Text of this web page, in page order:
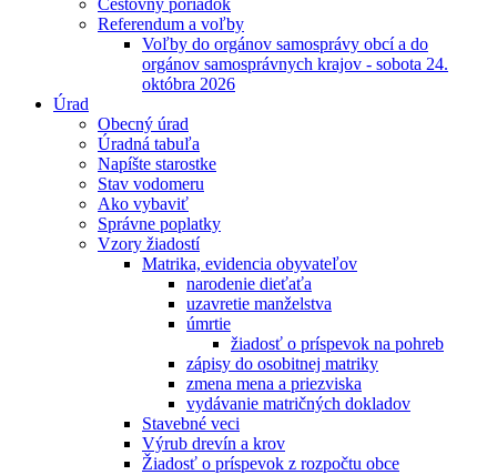
Cestovný poriadok
Referendum a voľby
Voľby do orgánov samosprávy obcí a do
orgánov samosprávnych krajov - sobota 24.
októbra 2026
Úrad
Obecný úrad
Úradná tabuľa
Napíšte starostke
Stav vodomeru
Ako vybaviť
Správne poplatky
Vzory žiadostí
Matrika, evidencia obyvateľov
narodenie dieťaťa
uzavretie manželstva
úmrtie
žiadosť o príspevok na pohreb
zápisy do osobitnej matriky
zmena mena a priezviska
vydávanie matričných dokladov
Stavebné veci
Výrub drevín a krov
Žiadosť o príspevok z rozpočtu obce